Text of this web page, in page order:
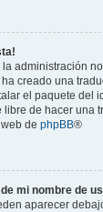
administración
creado una
el paquete del
de hacer una
de phpBB®
mi nombre de
aparecer